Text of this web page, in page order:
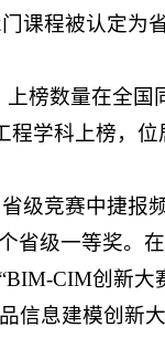
课程被认定为
榜数量在全国
学科上榜，
级竞赛中捷报
级一等奖。
CIM创新大
信息建模创新